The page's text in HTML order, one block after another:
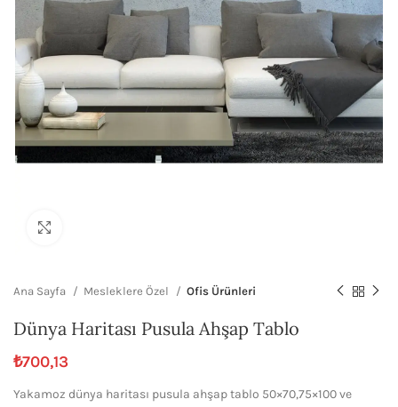
Ana Sayfa Mesleklere Özel Ofis Ürünleri
Dünya Haritası Pusula Ahşap Tablo
₺700,13
Yakamoz dünya haritası pusula ahşap tablo 50×70,75×100 ve